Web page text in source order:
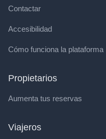
Contactar
Accesibilidad
Cómo funciona la plataforma
Propietarios
Aumenta tus reservas
Viajeros